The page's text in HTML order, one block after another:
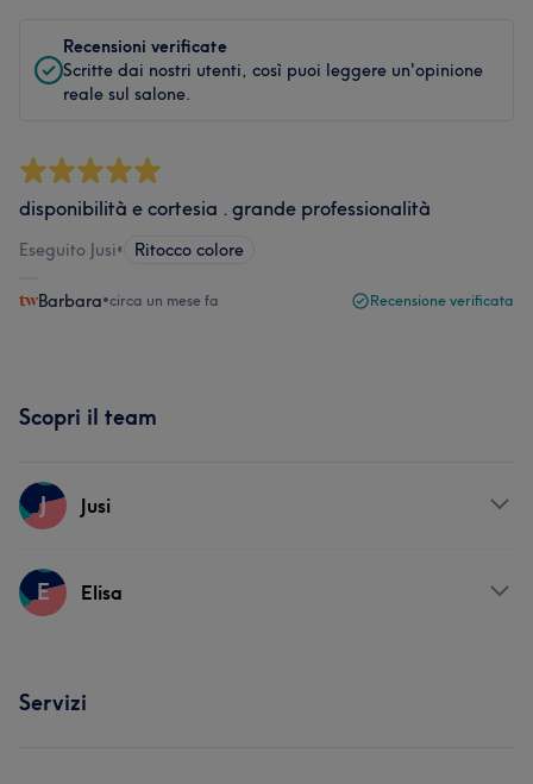
Recensioni verificate
Scritte dai nostri utenti, così puoi leggere un'opinione
reale sul salone.
disponibilità e cortesia . grande professionalità
Eseguito Jusi• Ritocco colore
Barbara•circa un mese fa Recensione verificata
Scopri il team
J Jusi
Servizi
E Elisa
Servizi